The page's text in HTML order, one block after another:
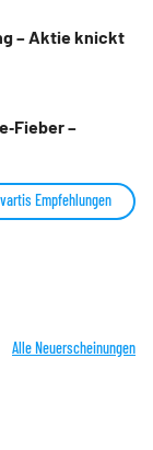
– Aktie knickt
–
Empfehlungen
Alle Neuerscheinungen